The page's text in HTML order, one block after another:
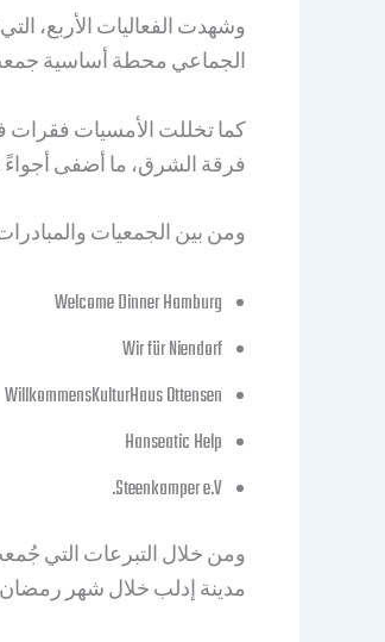
وشهدت الفعاليات الأربع،
الجماعي محطة أساسية
كما تخللت الأمسيات فقرات
فرقة الشرق، ما أضفى أجواءً
ومن بين الجمعيات
Welcome Dinner Hamburg
Wir für Niendorf
WillkommensKulturHaus Ottensen
Hanseatic Help
Steenkamper e.V.
ومن خلال التبرعات التي
مدينة إدلب خلال شهر رمضان